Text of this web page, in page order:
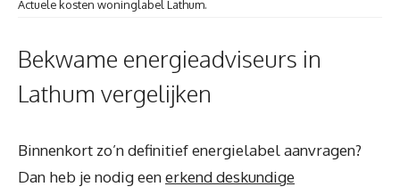
Actuele kosten woninglabel Lathum.
Bekwame energieadviseurs in
Lathum vergelijken
Binnenkort zo’n definitief energielabel aanvragen?
Dan heb je nodig eenerkend deskundige